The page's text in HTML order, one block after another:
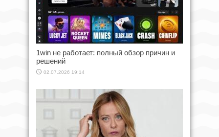
1win не работает: полный обзор причин и
решений
02.07.2026 19:14